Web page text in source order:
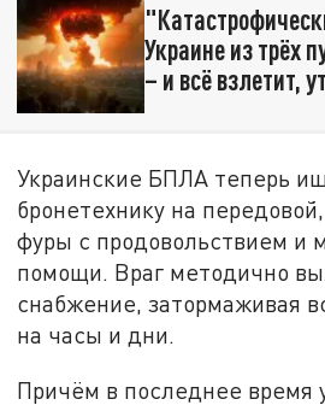
Украине из трёх
– и всё взлетит,
Украинские БПЛА теперь
бронетехнику на
фуры с продовольствием и
помощи. Враг методично
снабжение, затормаживая
на часы и дни.
Причём в последнее время